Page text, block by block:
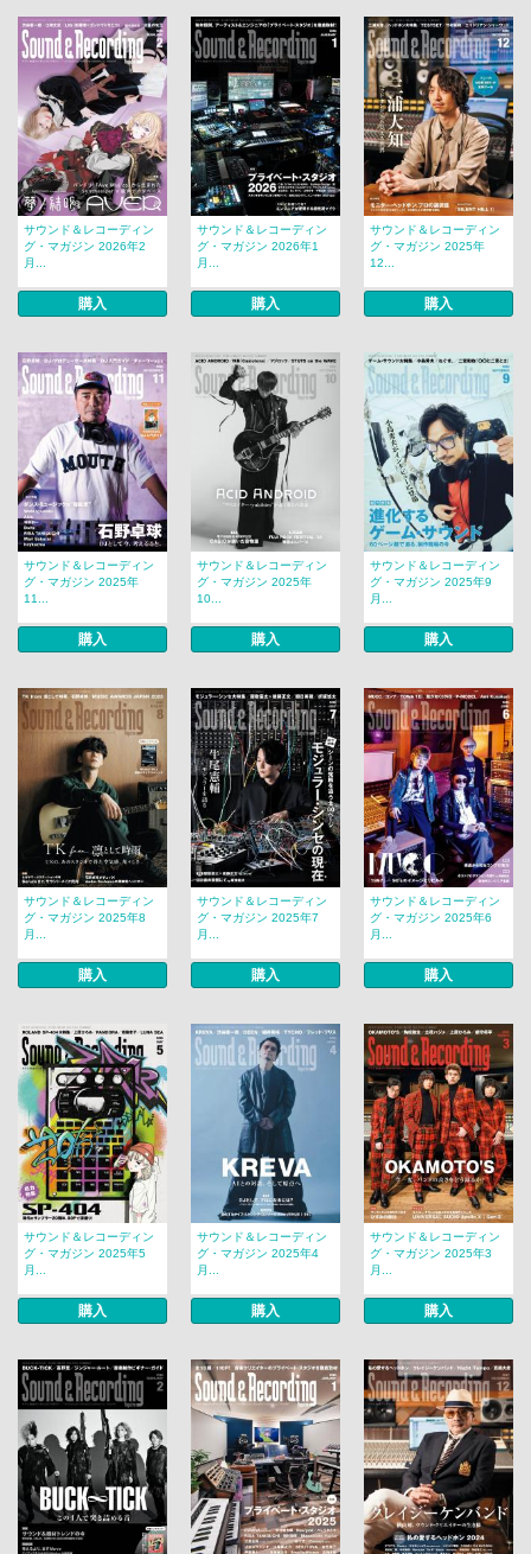
サウンド＆レコーディン
グ・マガジン 2026年2
月...
購入
サウンド＆レコーディン
グ・マガジン 2026年1
月...
購入
サウンド＆レコーディン
グ・マガジン 2025年
12...
購入
サウンド＆レコーディン
グ・マガジン 2025年
11...
購入
サウンド＆レコーディン
グ・マガジン 2025年
10...
購入
サウンド＆レコーディン
グ・マガジン 2025年9
月...
購入
サウンド＆レコーディン
グ・マガジン 2025年8
月...
購入
サウンド＆レコーディン
グ・マガジン 2025年7
月...
購入
サウンド＆レコーディン
グ・マガジン 2025年6
月...
購入
サウンド＆レコーディン
グ・マガジン 2025年5
月...
購入
サウンド＆レコーディン
グ・マガジン 2025年4
月...
購入
サウンド＆レコーディン
グ・マガジン 2025年3
月...
購入